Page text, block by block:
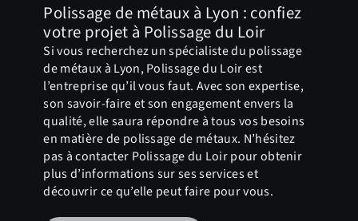
Polissage de métaux à Lyon : confiez
votre projet à Polissage du Loir
Si vous recherchez un spécialiste du polissage
de métaux à Lyon, Polissage du Loir est
l’entreprise qu’il vous faut. Avec son expertise,
son savoir-faire et son engagement envers la
qualité, elle saura répondre à tous vos besoins
en matière de polissage de métaux. N’hésitez
pas à contacter Polissage du Loir pour obtenir
plus d’informations sur ses services et
découvrir ce qu’elle peut faire pour vous.